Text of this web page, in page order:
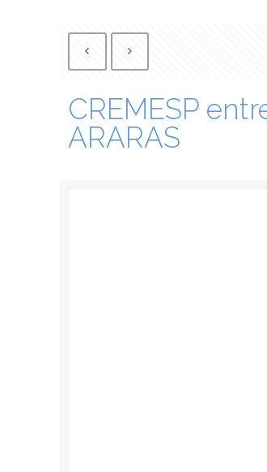
CREMESP
ARARAS